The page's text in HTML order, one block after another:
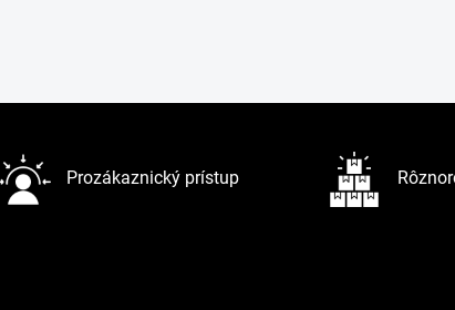
Prozákaznický prístup